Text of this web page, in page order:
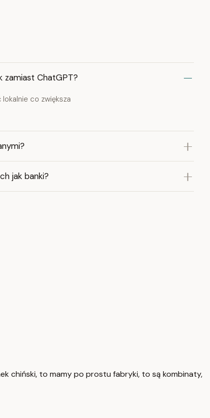
zamiast ChatGPT?
co zwiększa
jak banki?
chiński, to mamy po prostu fabryki, to są kombinaty,